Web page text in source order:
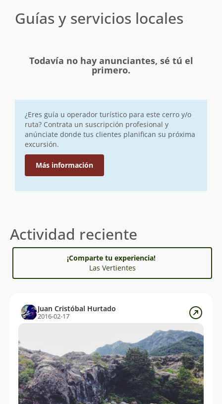
Guías y servicios locales
Todavía no hay anunciantes, sé tú el
primero.
¿Eres guía u operador turístico para este cerro y/o
ruta? Contrata un suscripción profesional y
anúnciate donde tus clientes planifican su próxima
excursión.
Más información
Actividad reciente
¡Comparte tu experiencia!
Las Vertientes
Juan Cristóbal Hurtado
2016-02-17